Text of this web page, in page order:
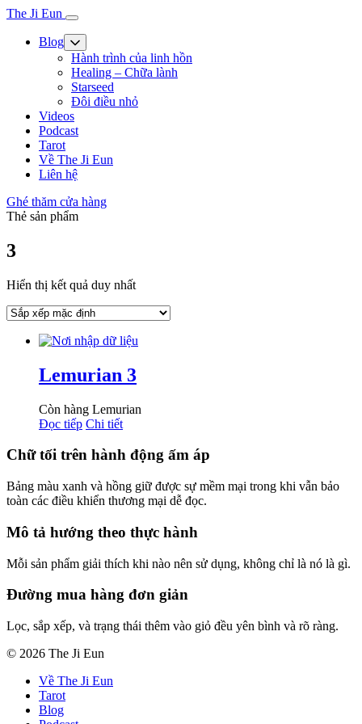
The Ji Eun
Blog
Hành trình của linh hồn
Healing – Chữa lành
Starseed
Đôi điều nhỏ
Videos
Podcast
Tarot
Về The Ji Eun
Liên hệ
Ghé thăm cửa hàng
Thẻ sản phẩm
3
Hiển thị kết quả duy nhất
Lemurian 3
Còn hàng Lemurian
Đọc tiếp Chi tiết
Chữ tối trên hành động ấm áp
Bảng màu xanh và hồng giữ được sự mềm mại trong khi vẫn bảo
toàn các điều khiển thương mại dễ đọc.
Mô tả hướng theo thực hành
Mỗi sản phẩm giải thích khi nào nên sử dụng, không chỉ là nó là gì.
Đường mua hàng đơn giản
Lọc, sắp xếp, và trạng thái thêm vào giỏ đều yên bình và rõ ràng.
© 2026 The Ji Eun
Về The Ji Eun
Tarot
Blog